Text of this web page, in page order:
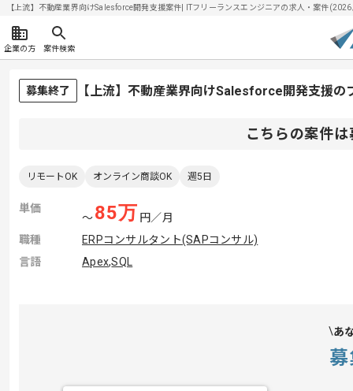
【上流】不動産業界向けSalesforce開発支援案件| ITフリーランスエンジニアの求人・案件
企業の方 案件検索
募集終了 【上流】不動産業界向けSalesforce開発支援の
こちらの案件
リモートOK オンライン商談OK 週5日
単価
〜85万 円／月
職種
ERPコンサルタント(SAPコンサル)
言語
Apex,SQL
あ